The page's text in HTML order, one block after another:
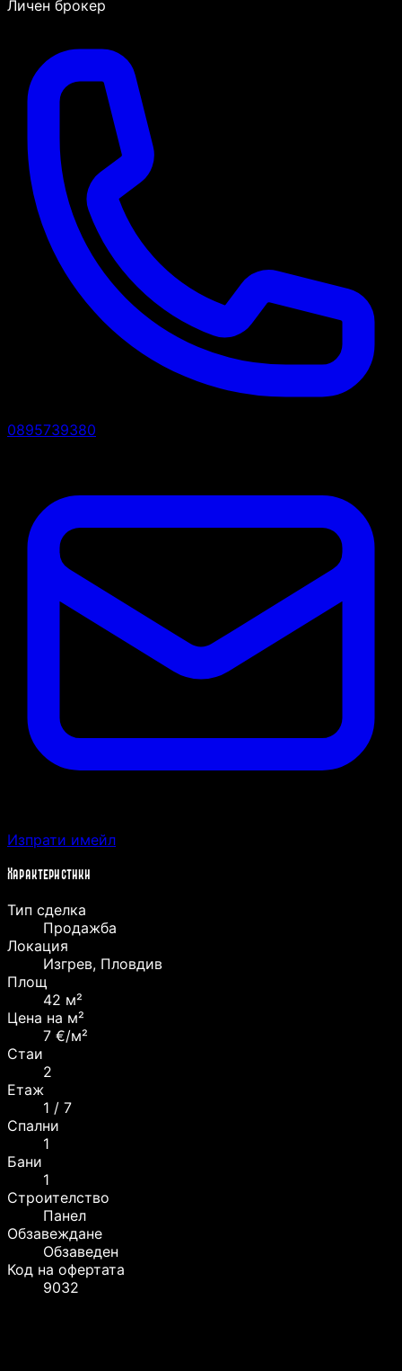
Личен брокер
0895739380
Изпрати имейл
Характеристики
Тип сделка
Продажба
Локация
Изгрев, Пловдив
Площ
42 м²
Цена на м²
7 €/м²
Стаи
2
Етаж
1 / 7
Спални
1
Бани
1
Строителство
Панел
Обзавеждане
Обзаведен
Код на офертата
9032